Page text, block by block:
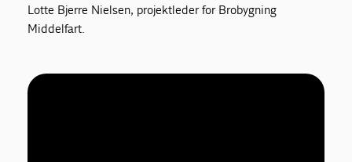
Lotte Bjerre Nielsen, projektleder for Brobygning
Middelfart.